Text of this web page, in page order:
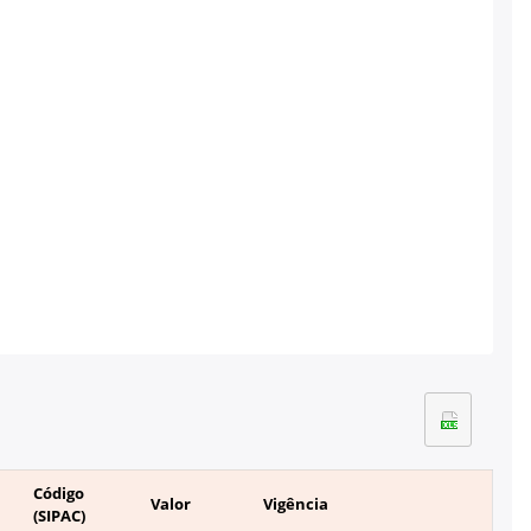
Código
(SIPAC)
Valor Vigência